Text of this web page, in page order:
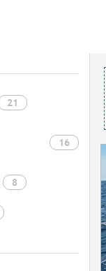
21
16
8